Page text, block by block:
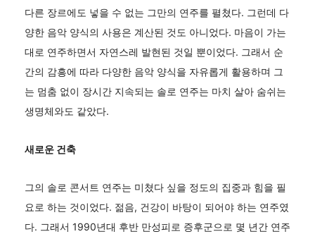
다른 장르에도 넣을 수 없는 그만의 연주를 펼쳤다. 그런데 다
양한 음악 양식의 사용은 계산된 것도 아니었다. 마음이 가는
대로 연주하면서 자연스레 발현된 것일 뿐이었다. 그래서 순
간의 감흥에 따라 다양한 음악 양식을 자유롭게 활용하며 그
는 멈춤 없이 장시간 지속되는 솔로 연주는 마치 살아 숨쉬는
생명체와도 같았다.
새로운 건축
그의 솔로 콘서트 연주는 미쳤다 싶을 정도의 집중과 힘을 필
요로 하는 것이었다. 젊음, 건강이 바탕이 되어야 하는 연주였
다. 그래서 1990년대 후반 만성피로 증후군으로 몇 년간 연주